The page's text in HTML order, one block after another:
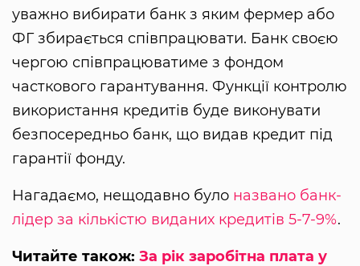
уважно вибирати банк з яким фермер або
ФГ збирається співпрацювати. Банк своєю
чергою співпрацюватиме з фондом
часткового гарантування. Функції контролю
використання кредитів буде виконувати
безпосередньо банк, що видав кредит під
гарантії фонду.
Нагадаємо, нещодавно було названо банк-
лідер за кількістю виданих кредитів 5-7-9%.
Читайте також: За рік заробітна плата у